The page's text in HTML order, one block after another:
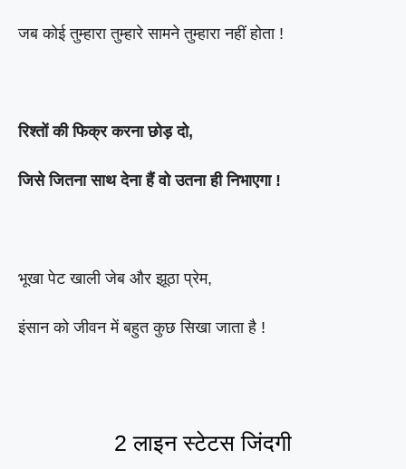
जब कोई तुम्हारा तुम्हारे सामने तुम्हारा नहीं होता !
रिश्तों की फिक्र करना छोड़ दो,
जिसे जितना साथ देना हैं वो उतना ही निभाएगा !
भूखा पेट खाली जेब और झूठा प्रेम,
इंसान को जीवन में बहुत कुछ सिखा जाता है !
2 लाइन स्टेटस जिंदगी